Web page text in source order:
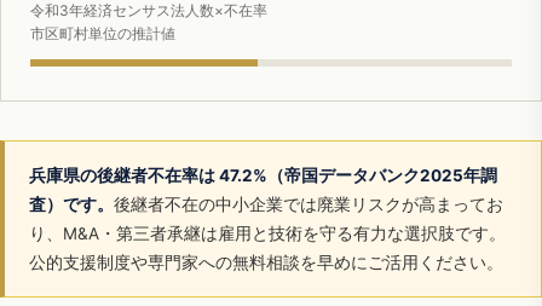
令和3年経済センサス法人数×不在率
市区町村単位の推計値
兵庫県の後継者不在率は 47.2%（帝国データバンク2025年調
査）です。 後継者不在の中小企業では廃業リスクが高まってお
り、M&A・第三者承継は雇用と技術を守る有力な選択肢です。
公的支援制度や専門家への無料相談を早めにご活用ください。